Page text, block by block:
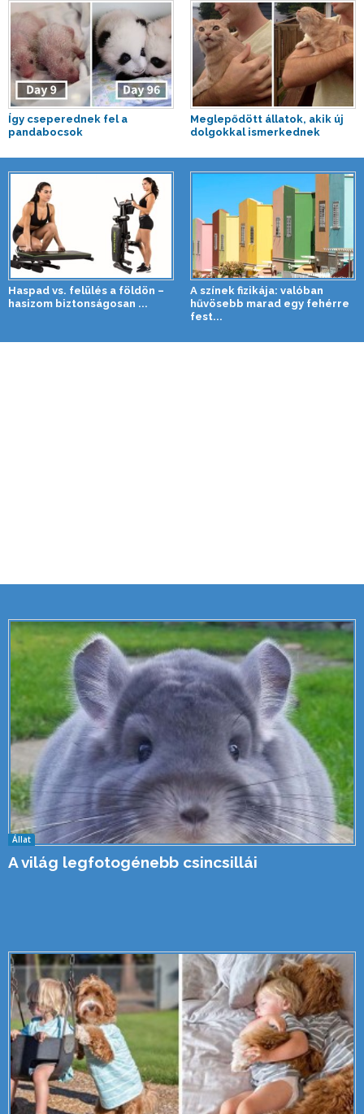
Így cseperednek fel a
pandabocsok
Meglepődött állatok, akik új
dolgokkal ismerkednek
Haspad vs. felülés a földön –
hasizom biztonságosan ...
A színek fizikája: valóban
hűvösebb marad egy fehérre
fest...
Állat
A világ legfotogénebb csincsillái